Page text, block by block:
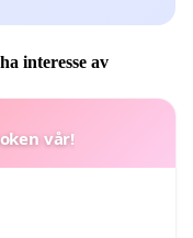
interesse av
vår!